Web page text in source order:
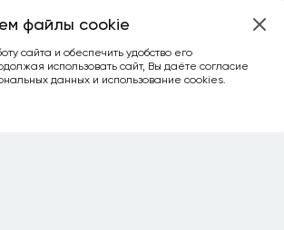
файлы cookie
сайта и обеспечить удобство его
использовать сайт, Вы даёте согласие
данных и использование cookies.
сравнить топ-3
спросить ИИ